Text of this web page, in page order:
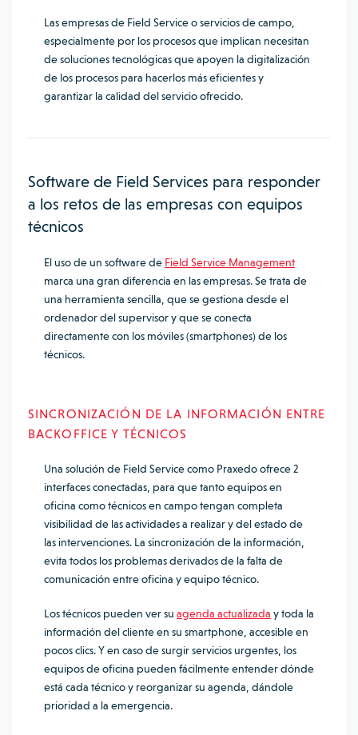
Las empresas de Field Service o servicios de campo,
especialmente por los procesos que implican necesitan
de soluciones tecnológicas que apoyen la digitalización
de los procesos para hacerlos más eficientes y
garantizar la calidad del servicio ofrecido.
Software de Field Services para responder
a los retos de las empresas con equipos
técnicos
El uso de un software de Field Service Management
marca una gran diferencia en las empresas. Se trata de
una herramienta sencilla, que se gestiona desde el
ordenador del supervisor y que se conecta
directamente con los móviles (smartphones) de los
técnicos.
SINCRONIZACIÓN DE LA INFORMACIÓN ENTRE
BACKOFFICE Y TÉCNICOS
Una solución de Field Service como Praxedo ofrece 2
interfaces conectadas, para que tanto equipos en
oficina como técnicos en campo tengan completa
visibilidad de las actividades a realizar y del estado de
las intervenciones. La sincronización de la información,
evita todos los problemas derivados de la falta de
comunicación entre oficina y equipo técnico.
Los técnicos pueden ver su agenda actualizada y toda la
información del cliente en su smartphone, accesible en
pocos clics. Y en caso de surgir servicios urgentes, los
equipos de oficina pueden fácilmente entender dónde
está cada técnico y reorganizar su agenda, dándole
prioridad a la emergencia.